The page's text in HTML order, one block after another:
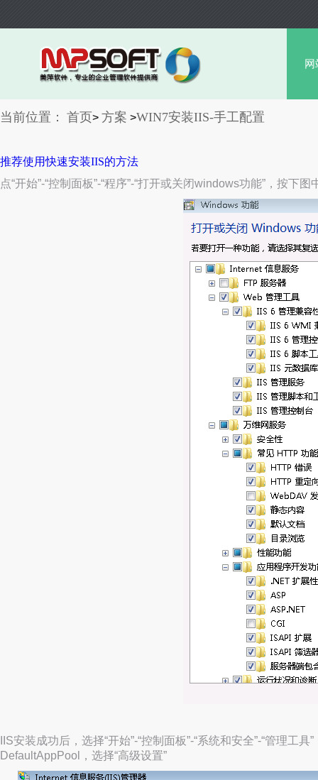
网
当前位置： 首页> 方案 >WIN7安装IIS-手工配置
推荐使用快速安装IIS的方法
点“开始”-“控制面板”-“程序”-“打开或关闭windows功能”，按下
IIS安装成功后，选择“开始”-“控制面板”-“系统和安全”-“管理工
DefaultAppPool，选择“高级设置”